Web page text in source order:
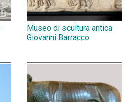
Museo di scultura antica
Giovanni Barracco